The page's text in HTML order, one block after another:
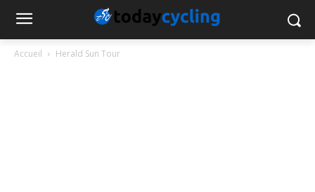
Accueil Herald Sun Tour